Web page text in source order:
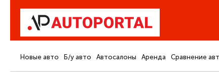
Новые авто Б/у авто Автосалоны Аренда Сравнение